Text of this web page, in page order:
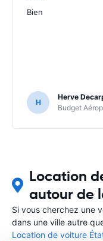
Bien
H
Herve
Budget
Location
autour de
Si vous cherchez une
dans une ville autre
Location de voiture